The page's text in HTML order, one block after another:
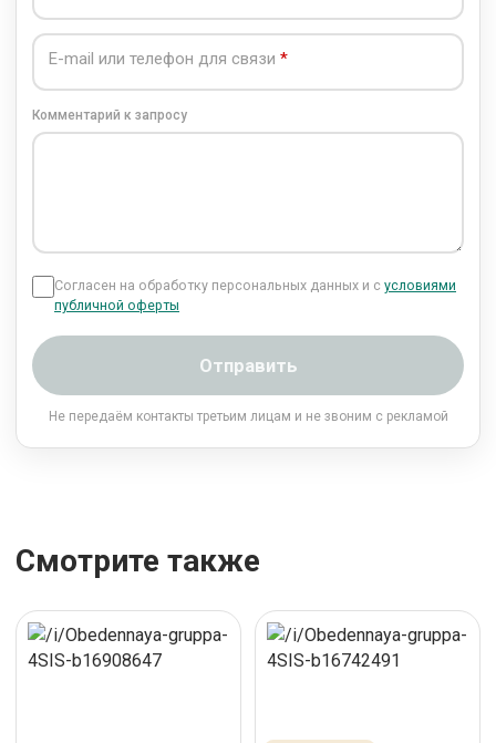
E-mail или телефон для связи
Комментарий к запросу
Согласен на обработку персональных данных и с условиями
публичной оферты
Отправить
Не передаём контакты третьим лицам и не звоним с рекламой
Смотрите также